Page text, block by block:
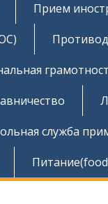
Прием
служба